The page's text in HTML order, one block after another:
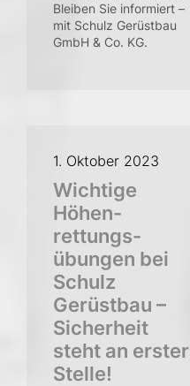
Bleiben Sie informiert –
mit Schulz Gerüstbau
GmbH & Co. KG.
1. Oktober 2023
Wichtige
Höhen­
rettungs­
übungen bei
Schulz
Gerüstbau –
Sicher­heit
steht an erster
Stelle!